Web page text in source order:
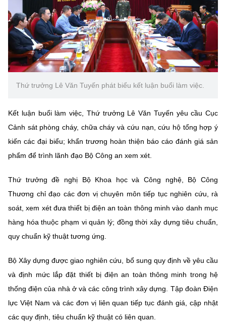
Thứ trưởng Lê Văn Tuyến phát biểu kết luận buổi làm việc.
Kết luận buổi làm việc, Thứ trưởng Lê Văn Tuyến yêu cầu Cục
Cảnh sát phòng cháy, chữa cháy và cứu nạn, cứu hộ tổng hợp ý
kiến các đại biểu; khẩn trương hoàn thiện báo cáo đánh giá sản
phẩm để trình lãnh đạo Bộ Công an xem xét.
Thứ trưởng đề nghị Bộ Khoa học và Công nghệ, Bộ Công
Thương chỉ đạo các đơn vị chuyên môn tiếp tục nghiên cứu, rà
soát, xem xét đưa thiết bị điện an toàn thông minh vào danh mục
hàng hóa thuộc phạm vi quản lý; đồng thời xây dựng tiêu chuẩn,
quy chuẩn kỹ thuật tương ứng.
Bộ Xây dựng được giao nghiên cứu, bổ sung quy định về yêu cầu
và định mức lắp đặt thiết bị điện an toàn thông minh trong hệ
thống điện của nhà ở và các công trình xây dựng. Tập đoàn Điện
lực Việt Nam và các đơn vị liên quan tiếp tục đánh giá, cập nhật
các quy định, tiêu chuẩn kỹ thuật có liên quan.